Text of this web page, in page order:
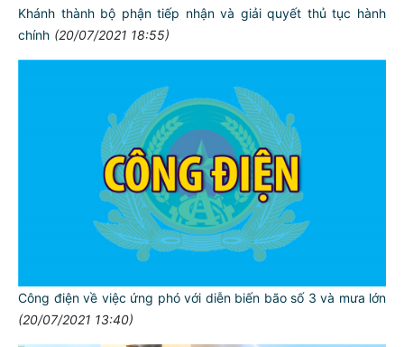
Khánh thành bộ phận tiếp nhận và giải quyết thủ tục hành
chính (20/07/2021 18:55)
Công điện về việc ứng phó với diễn biến bão số 3 và mưa lớn
(20/07/2021 13:40)